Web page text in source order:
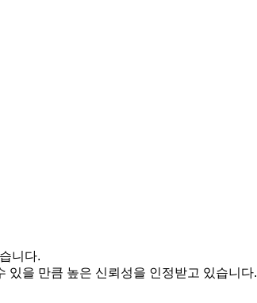
니다.
있을 만큼 높은 신뢰성을 인정받고 있습니다.